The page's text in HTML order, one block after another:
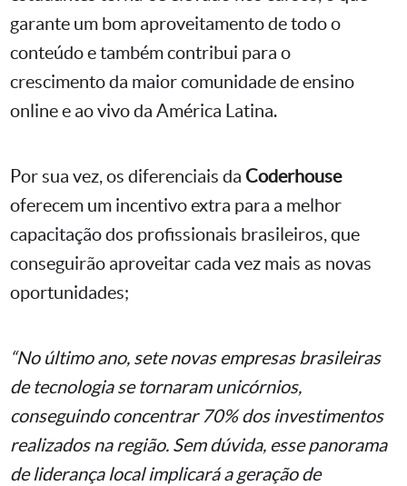
garante um bom aproveitamento de todo o
conteúdo e também contribui para o
crescimento da maior comunidade de ensino
online e ao vivo da América Latina.
Por sua vez, os diferenciais da Coderhouse
oferecem um incentivo extra para a melhor
capacitação dos profissionais brasileiros, que
conseguirão aproveitar cada vez mais as novas
oportunidades;
“No último ano, sete novas empresas brasileiras
de tecnologia se tornaram unicórnios,
conseguindo concentrar 70% dos investimentos
realizados na região. Sem dúvida, esse panorama
de liderança local implicará a geração de